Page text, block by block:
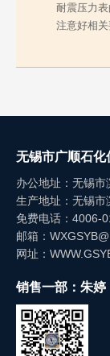
耐震压力
注意好相关
无锡市广顺石化
办公地址：无锡
生产地址：无锡
免费电话：4006-
邮箱：
网址：
销售一部：朱婷